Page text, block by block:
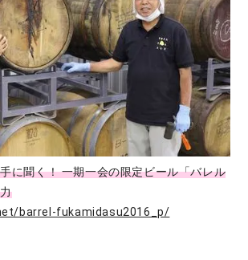
に聞く！ 一期一会の限定ビール「バレル
barrel-fukamidasu2016_p/